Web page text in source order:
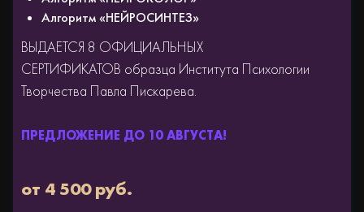
Алгоритм «НЕЙРОСИНТЕЗ»
ВЫДАЕТСЯ 8 ОФИЦИАЛЬНЫХ
СЕРТИФИКАТОВ образца Института Психологии
Творчества Павла Пискарева.
АКЦИЯ ДО
от 4 500 руб.